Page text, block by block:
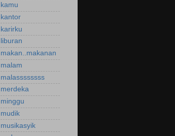
kamu
kantor
karirku
liburan
makan..makanan
malam
malassssssss
merdeka
minggu
mudik
musikasyik